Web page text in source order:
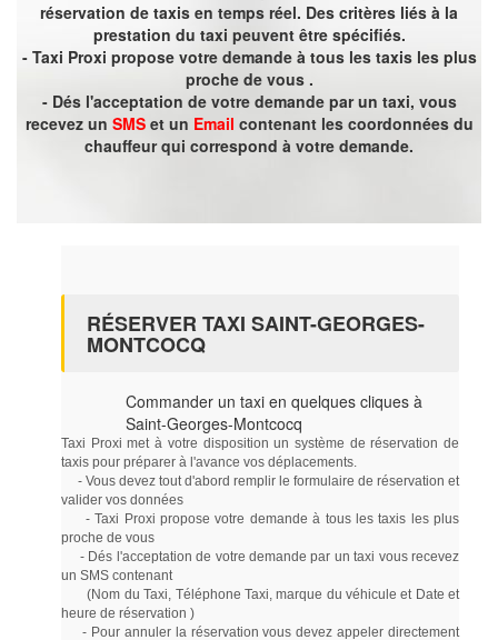
réservation de taxis en temps réel. Des critères liés à la
prestation du taxi peuvent être spécifiés.
- Taxi Proxi propose votre demande à tous les taxis les plus
proche de vous .
- Dés l'acceptation de votre demande par un taxi, vous
recevez un SMSet un Email contenant les coordonnées du
chauffeur qui correspond à votre demande.
RÉSERVER TAXI SAINT-GEORGES-
MONTCOCQ
Commander un taxi en quelques cliques à
Saint-Georges-Montcocq
Taxi Proxi met à votre disposition un système de réservation de
taxis pour préparer à l'avance vos déplacements.
- Vous devez tout d'abord remplir le formulaire de réservation et
valider vos données
- Taxi Proxi propose votre demande à tous les taxis les plus
proche de vous
- Dés l'acceptation de votre demande par un taxi vous recevez
un SMS contenant
(Nom du Taxi, Téléphone Taxi, marque du véhicule et Date et
heure de réservation )
- Pour annuler la réservation vous devez appeler directement